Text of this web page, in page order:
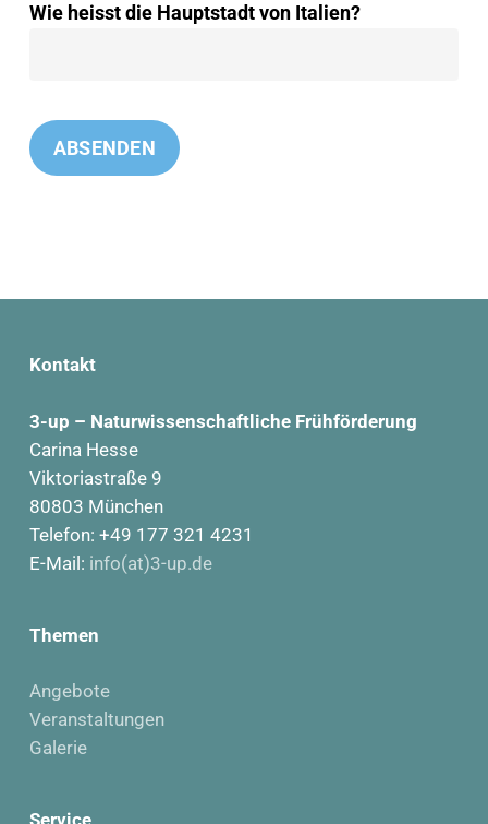
Wie heisst die Hauptstadt von Italien?
Kontakt
3-up – Naturwissenschaftliche Frühförderung
Carina Hesse
Viktoriastraße 9
80803 München
Telefon: +49 177 321 4231
E-Mail: info(at)3-up.de
Themen
Angebote
Veranstaltungen
Galerie